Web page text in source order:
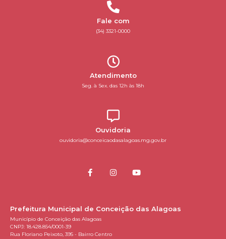
Fale com
(34) 3321-0000
Atendimento
Seg. à Sex. das 12h às 18h
Ouvidoria
ouvidoria@conceicaodasalagoas.mg.gov.br
Prefeitura Municipal de Conceição das Alagoas
Município de Conceição das Alagoas
CNPJ: 18.428.854/0001-39
Rua Floriano Peixoto, 395 - Bairro Centro